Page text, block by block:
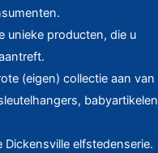
unieke producten, die u
(eigen) collectie aan van
babyartikelen
elfstedenserie.